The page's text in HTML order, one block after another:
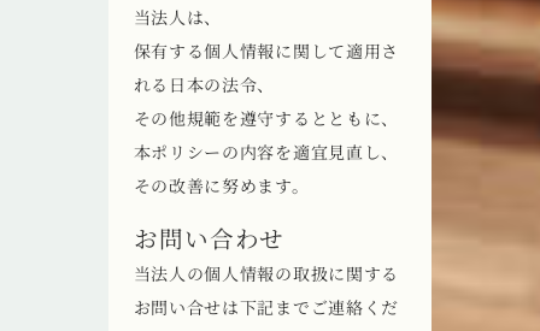
当法人は、
保有する個人情報に関して適用さ
れる日本の法令、
その他規範を遵守するとともに、
本ポリシーの内容を適宜見直し、
その改善に努めます。
お問い合わせ
当法人の個人情報の取扱に関する
お問い合せは下記までご連絡くだ